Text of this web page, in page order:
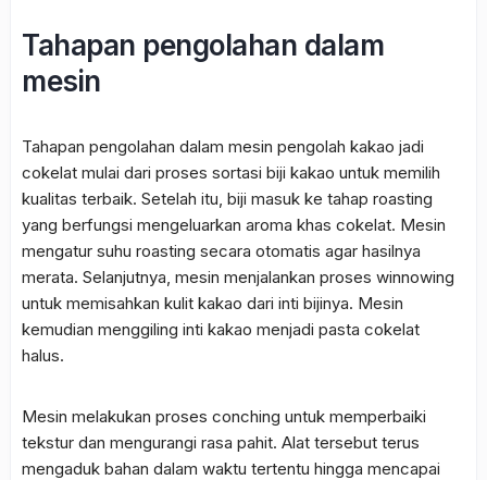
Tahapan pengolahan dalam
mesin
Tahapan pengolahan dalam mesin pengolah kakao jadi
cokelat mulai dari proses sortasi biji kakao untuk memilih
kualitas terbaik. Setelah itu, biji masuk ke tahap roasting
yang berfungsi mengeluarkan aroma khas cokelat. Mesin
mengatur suhu roasting secara otomatis agar hasilnya
merata. Selanjutnya, mesin menjalankan proses winnowing
untuk memisahkan kulit kakao dari inti bijinya. Mesin
kemudian menggiling inti kakao menjadi pasta cokelat
halus.
Mesin melakukan proses conching untuk memperbaiki
tekstur dan mengurangi rasa pahit. Alat tersebut terus
mengaduk bahan dalam waktu tertentu hingga mencapai